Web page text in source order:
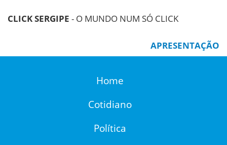
CLICK SERGIPE - O MUNDO NUM SÓ CLICK
APRESENTAÇÃO
Home
Cotidiano
Política